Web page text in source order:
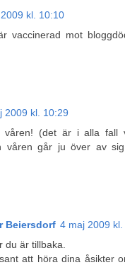
kl. 10:10
vaccinerad mot
2009 kl. 10:29
våren! (det är i alla fall
våren går ju över av
Beiersdorf 4 maj 2009 kl.
du är tillbaka.
att höra dina åsikter